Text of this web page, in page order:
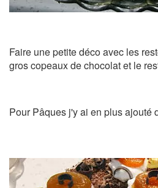
Faire une petite déco avec les
gros copeaux de chocolat et le
Pour Pâques j'y ai en plus ajouté